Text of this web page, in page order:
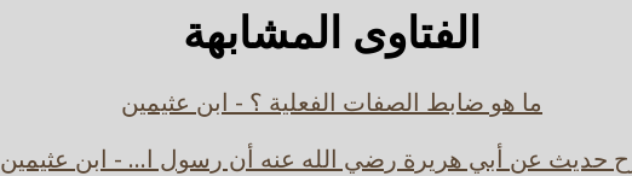
الفتاوى المشابهة
ما هو ضابط الصفات الفعلية ؟ - ابن عثيمين
حديث عن أبي هريرة رضي الله عنه أن رسول ا... - ابن عثيمين